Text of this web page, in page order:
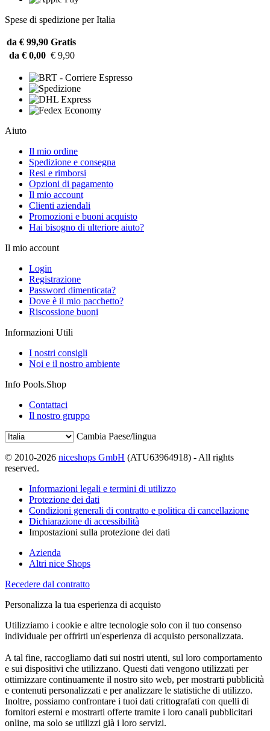
Spese di spedizione per Italia
da € 99,90 Gratis
da € 0,00 € 9,90
Aiuto
Il mio ordine
Spedizione e consegna
Resi e rimborsi
Opzioni di pagamento
Il mio account
Clienti aziendali
Promozioni e buoni acquisto
Hai bisogno di ulteriore aiuto?
Il mio account
Login
Registrazione
Password dimenticata?
Dove è il mio pacchetto?
Riscossione buoni
Informazioni Utili
I nostri consigli
Noi e il nostro ambiente
Info Pools.Shop
Contattaci
Il nostro gruppo
Cambia Paese/lingua
© 2010-2026 niceshops GmbH (ATU63964918) - All rights
reserved.
Informazioni legali e termini di utilizzo
Protezione dei dati
Condizioni generali di contratto e politica di cancellazione
Dichiarazione di accessibilità
Impostazioni sulla protezione dei dati
Azienda
Altri nice Shops
Recedere dal contratto
Personalizza la tua esperienza di acquisto
Utilizziamo i cookie e altre tecnologie solo con il tuo consenso
individuale per offrirti un'esperienza di acquisto personalizzata.
A tal fine, raccogliamo dati sui nostri utenti, sul loro comportamento
e sui dispositivi che utilizzano. Questi dati vengono utilizzati per
ottimizzare continuamente il nostro sito web, per mostrarti pubblicità
e contenuti personalizzati e per analizzare le statistiche di utilizzo.
Inoltre, possiamo confrontare i tuoi dati crittografati con quelli di
fornitori esterni e mostrarti offerte tramite i loro canali pubblicitari
online, ma solo se utilizzi già i loro servizi.